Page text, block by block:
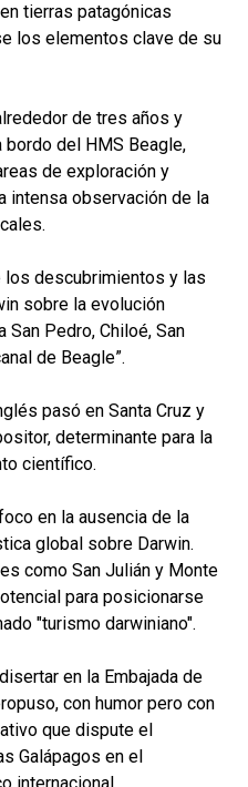
tierras patagónicas
los elementos clave de su
de tres años y
del HMS Beagle,
de exploración y
intensa observación de la
los descubrimientos y las
sobre la evolución
Pedro, Chiloé, San
de Beagle”.
pasó en Santa Cruz y
determinante para la
científico.
en la ausencia de la
global sobre Darwin.
como San Julián y Monte
para posicionarse
"turismo darwiniano".
en la Embajada de
con humor pero con
que dispute el
Galápagos en el